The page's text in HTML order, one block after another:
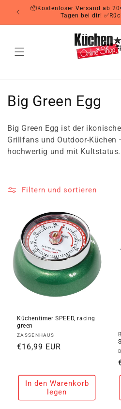
zum
📦Kostenloser Versand ab
Tagen bei dir!
K
t
e
o
e
Big Green Egg
Big Green Egg ist der
Grillfans und Outdoor-
hochwertig und mit Kultstatus.
Filtern und sortieren
Küchentimer SPEED, racing
green
Anbieter:
ZASSENHAUS
Normaler
€16,99 EUR
In den Warenkorb
legen